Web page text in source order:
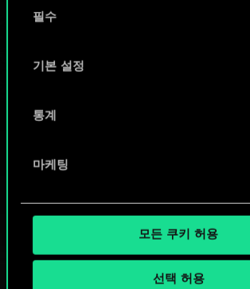
쿠키 사용에 관한 세부 사항이나 관련
필수
기본 설정
통계
마케팅
모든 쿠키 허용
선택 허용